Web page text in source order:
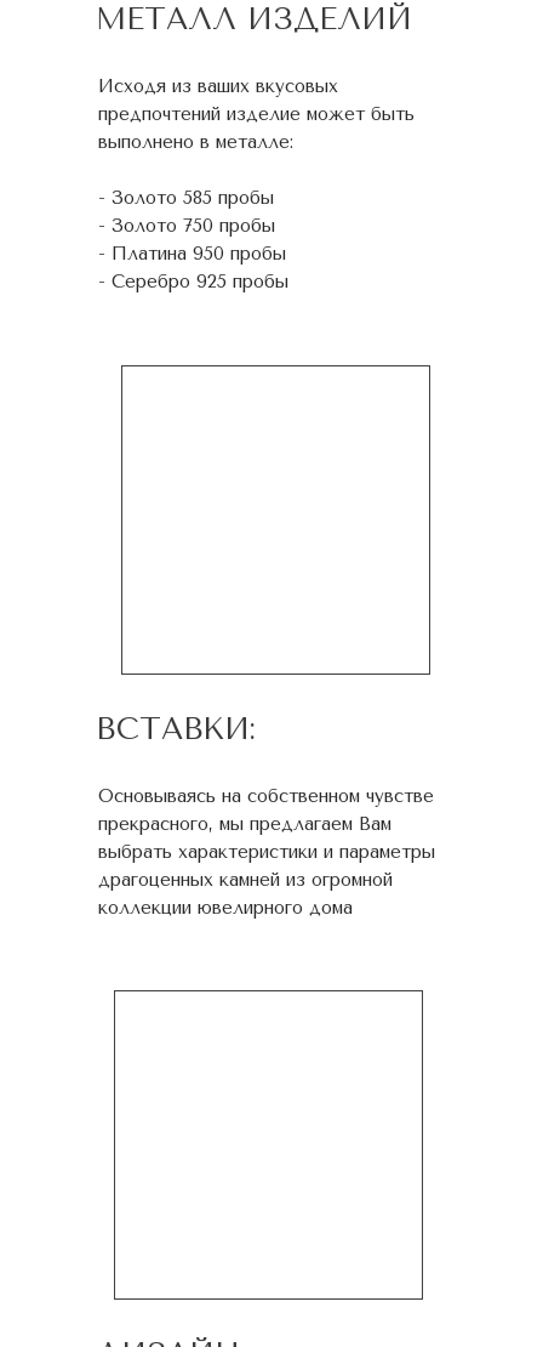
МЕТАЛЛ ИЗДЕЛИЙ
Исходя из ваших вкусовых
предпочтений изделие может быть
выполнено в металле:
- Золото 585 пробы
- Золото 750 пробы
- Платина 950 пробы
- Серебро 925 пробы
ВСТАВКИ:
Основываясь на собственном чувстве
прекрасного, мы предлагаем Вам
выбрать характеристики и параметры
драгоценных камней из огромной
коллекции ювелирного дома